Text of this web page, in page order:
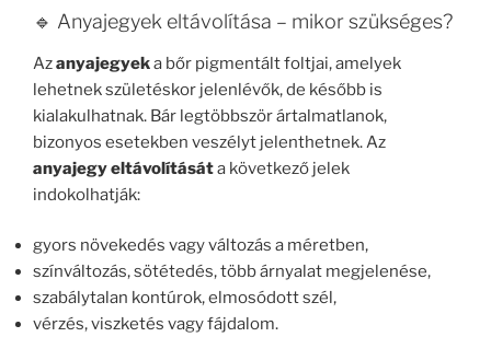
🔹 Anyajegyek eltávolítása – mikor szükséges?
Azanyajegyeka bőr pigmentált foltjai, amelyek
lehetnek születéskor jelenlévők, de később is
kialakulhatnak. Bár legtöbbször ártalmatlanok,
bizonyos esetekben veszélyt jelenthetnek. Az
anyajegy eltávolításáta következő jelek
indokolhatják:
gyors növekedés vagy változás a méretben,
színváltozás, sötétedés, több árnyalat megjelenése,
szabálytalan kontúrok, elmosódott szél,
vérzés, viszketés vagy fájdalom.